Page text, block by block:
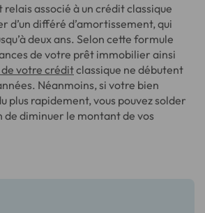
associé à un crédit classique
d’un différé d’amortissement, qui
deux ans. Selon cette formule
de votre prêt immobilier ainsi
votre créditclassique ne débutent
Néanmoins, si votre bien
plus rapidement, vous pouvez solder
diminuer le montant de vos